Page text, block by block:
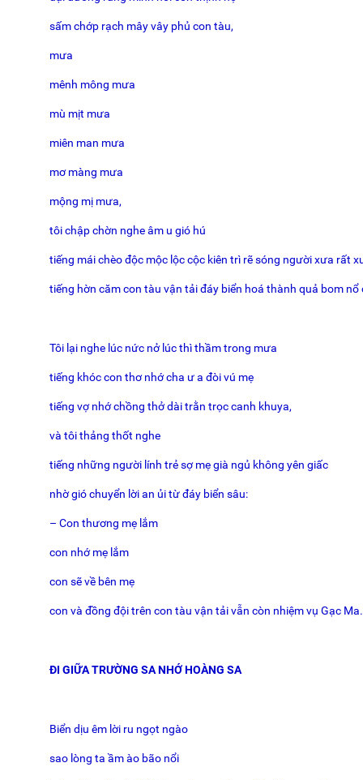
sấm chớp rạch mây vây phủ con tàu,
mưa
mênh mông mưa
mù mịt mưa
miên man mưa
mơ màng mưa
mộng mị mưa,
tôi chập chờn nghe âm u gió hú
tiếng mái chèo độc mộc lộc cộc kiên trì rẽ sóng người xưa rất
tiếng hờn căm con tàu vận tải đáy biển hoá thành quả bom nổ
Tôi lại nghe lúc nức nở lúc thì thầm trong mưa
tiếng khóc con thơ nhớ cha ư a đòi vú mẹ
tiếng vợ nhớ chồng thở dài trằn trọc canh khuya,
và tôi thảng thốt nghe
tiếng những người lính trẻ sợ mẹ già ngủ không yên giấc
nhờ gió chuyển lời an ủi từ đáy biển sâu:
– Con thương mẹ lắm
con nhớ mẹ lắm
con sẽ về bên mẹ
con và đồng đội trên con tàu vận tải vẫn còn nhiệm vụ Gạc
ĐI GIỮA TRƯỜNG SA NHỚ HOÀNG SA
Biển dịu êm lời ru ngọt ngào
sao lòng ta ầm ào bão nổi